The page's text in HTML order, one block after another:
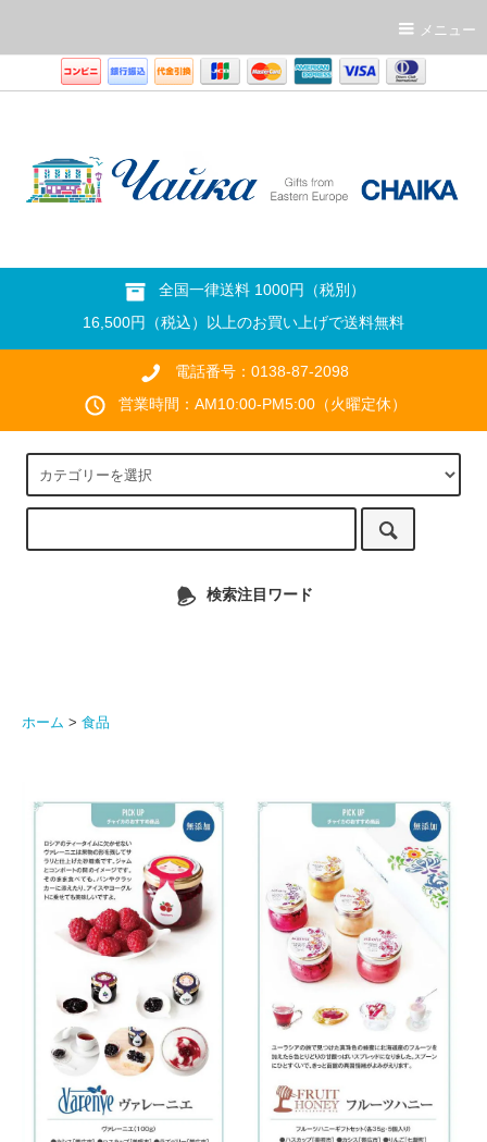
メニュー
全国一律送料 1000円（税別）
16,500円（税込）以上のお買い上げで送料無料
電話番号：0138-87-2098
営業時間：AM10:00-PM5:00（火曜定休）
検索注目ワード
ホーム > 食品